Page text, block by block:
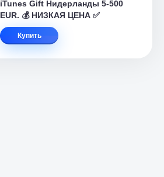
iTunes Gift Нидерланды 5-500
EUR. 💰 НИЗКАЯ ЦЕНА ✅
Купить